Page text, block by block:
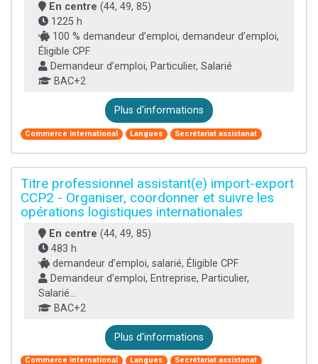
En centre (44, 49, 85)
1225 h
100 % demandeur d’emploi, demandeur d’emploi,
Éligible CPF
Demandeur d’emploi, Particulier, Salarié
BAC+2
Plus d'informations
Commerce international Langues Secrétariat assistanat
Titre professionnel assistant(e) import-export
CCP2 - Organiser, coordonner et suivre les
opérations logistiques internationales
En centre (44, 49, 85)
483 h
demandeur d’emploi, salarié, Éligible CPF
Demandeur d’emploi, Entreprise, Particulier,
Salarié...
BAC+2
Plus d'informations
Commerce international Langues Secrétariat assistanat